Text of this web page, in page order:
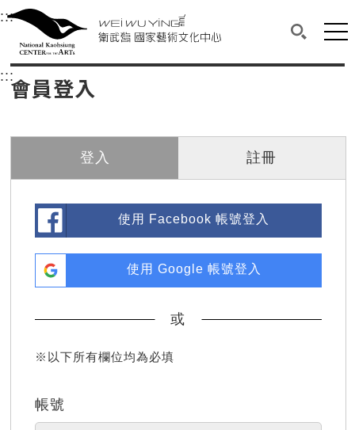
衛武營國家藝術文化中心
中央內容區塊，為本頁主要內容區。
:::選單連結區塊，此區塊列有本網站主要連結。
衛武營國家藝術文化中心
搜尋(開
網
::: 中央內容區塊，為本頁主要內容區。
會員登入
登入 註冊
使用 Facebook 帳號登入
使用 Google 帳號登入
或
※以下所有欄位均為必填
帳號